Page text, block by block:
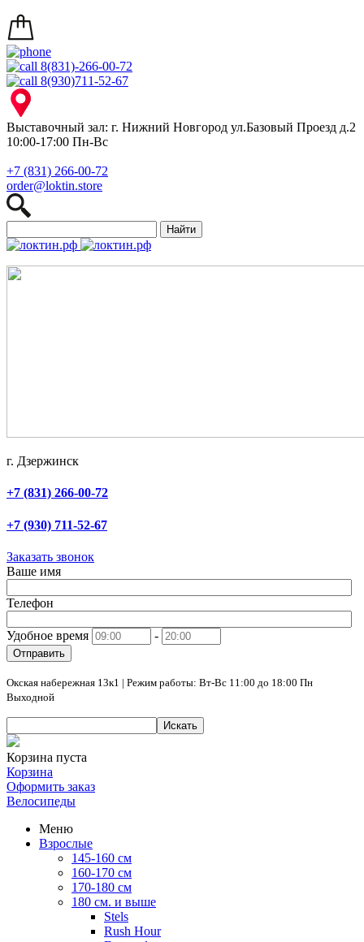
8(831)-266-00-72
8(930)711-52-67
Выставочный зал: г. Нижний Новгород ул.Базовый Проезд д.2
10:00-17:00 Пн-Вс
+7 (831) 266-00-72
order@loktin.store
Найти
г. Дзержинск
+7 (831) 266-00-72
+7 (930) 711-52-67
Заказать звонок
Ваше имя
Телефон
Удобное время -
Отправить
Окская набережная 13к1 | Режим работы: Вт-Вс 11:00 до 18:00 Пн
Выходной
Искать
Корзина пуста
Корзина
Оформить заказ
Велосипеды
Меню
Взрослые
145-160 см
160-170 см
170-180 см
180 см. и выше
Stels
Rush Hour